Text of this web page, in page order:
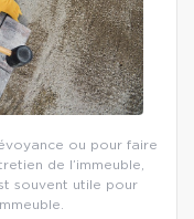
ou pour faire
de l’immeuble,
souvent utile pour